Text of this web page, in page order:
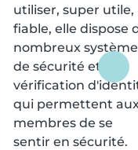
utiliser, super utile,
fiable, elle dispose
nombreux
de sécurité et de
vérification
qui permettent
membres de se
sentir en sécurité.